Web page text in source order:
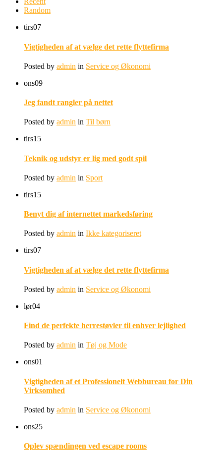
Random
tirs07
Vigtigheden af at vælge det rette flyttefirma
Posted by admin in Service og Økonomi
ons09
Jeg fandt rangler på nettet
Posted by admin in Til børn
tirs15
Teknik og udstyr er lig med godt spil
Posted by admin in Sport
tirs15
Benyt dig af internettet markedsføring
Posted by admin in Ikke kategoriseret
tirs07
Vigtigheden af at vælge det rette flyttefirma
Posted by admin in Service og Økonomi
lør04
Find de perfekte herrestøvler til enhver lejlighed
Posted by admin in Tøj og Mode
ons01
Vigtigheden af et Professionelt Webbureau for Din
Virksomhed
Posted by admin in Service og Økonomi
ons25
Oplev spændingen ved escape rooms